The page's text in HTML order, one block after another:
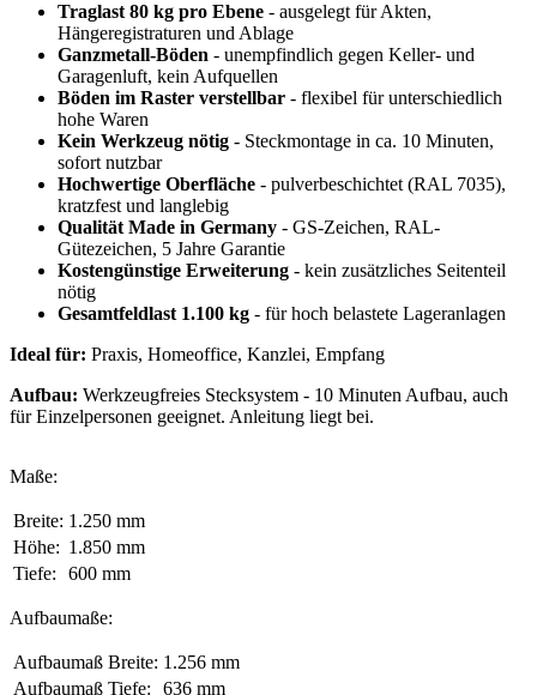
Traglast 80 kg pro Ebene - ausgelegt für Akten,
Hängeregistraturen und Ablage
Ganzmetall-Böden - unempfindlich gegen Keller- und
Garagenluft, kein Aufquellen
Böden im Raster verstellbar - flexibel für unterschiedlich
hohe Waren
Kein Werkzeug nötig - Steckmontage in ca. 10 Minuten,
sofort nutzbar
Hochwertige Oberfläche - pulverbeschichtet (RAL 7035),
kratzfest und langlebig
Qualität Made in Germany - GS-Zeichen, RAL-
Gütezeichen, 5 Jahre Garantie
Kostengünstige Erweiterung - kein zusätzliches Seitenteil
nötig
Gesamtfeldlast 1.100 kg - für hoch belastete Lageranlagen
Ideal für: Praxis, Homeoffice, Kanzlei, Empfang
Aufbau: Werkzeugfreies Stecksystem - 10 Minuten Aufbau, auch
für Einzelpersonen geeignet. Anleitung liegt bei.
Maße:
Breite: 1.250 mm
Höhe: 1.850 mm
Tiefe:
600 mm
Aufbaumaße:
Aufbaumaß Breite: 1.256 mm
Aufbaumaß Tiefe:
636 mm